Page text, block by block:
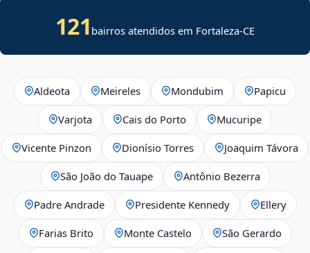
121 bairros atendidos em Fortaleza-CE
Aldeota Meireles Mondubim Papicu
Varjota Cais do Porto Mucuripe
Vicente Pinzon Dionísio Torres Joaquim Távora
São João do Tauape Antônio Bezerra
Padre Andrade Presidente Kennedy Ellery
Farias Brito Monte Castelo São Gerardo